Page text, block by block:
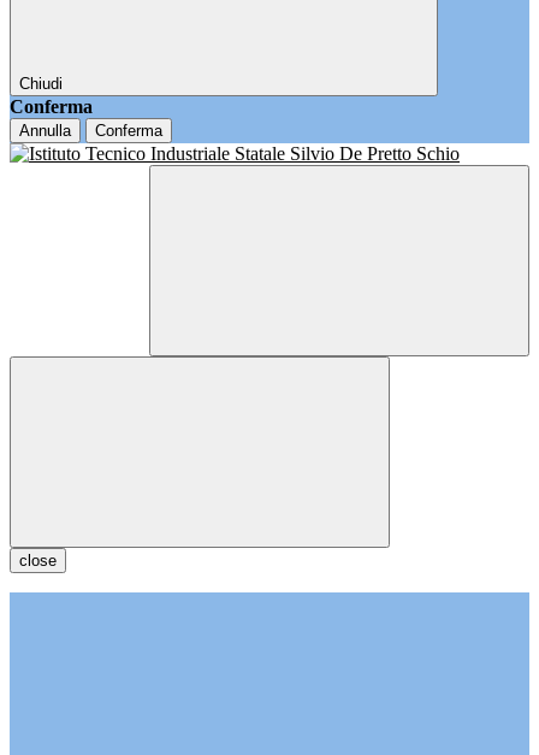
Chiudi
Conferma
Annulla Conferma
close